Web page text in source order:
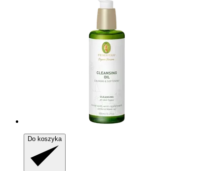
Do koszyka